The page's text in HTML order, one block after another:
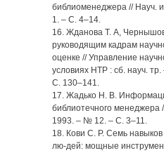
библиоменеджера // Науч.
1. – С. 4–14.
16. Жданова Т. А,
руководящим кадрам
оценке // Управление
условиях НТР : сб. науч.
С. 130–141.
17. Жадько Н. В.
библиотечного менеджера
1993. – № 12. – С. 3–11.
18. Кови С. Р. Семь
лю-дей: мощные